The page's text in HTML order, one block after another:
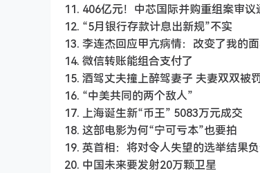
11. 406亿元！中芯国际并购重组案审议
12. “5月银行存款计息出新规”不实
13. 李连杰回应甲亢病情：改变了我的
14. 微信转账能组合支付了
15. 酒驾丈夫撞上醉驾妻子 夫妻双双被
16. “中美共同的两个敌人”
17. 上海诞生新“币王” 5083万元成交
18. 这部电影为何“宁可亏本”也要拍
19. 英首相：将对令人失望的选举结果
20. 中国未来要发射20万颗卫星